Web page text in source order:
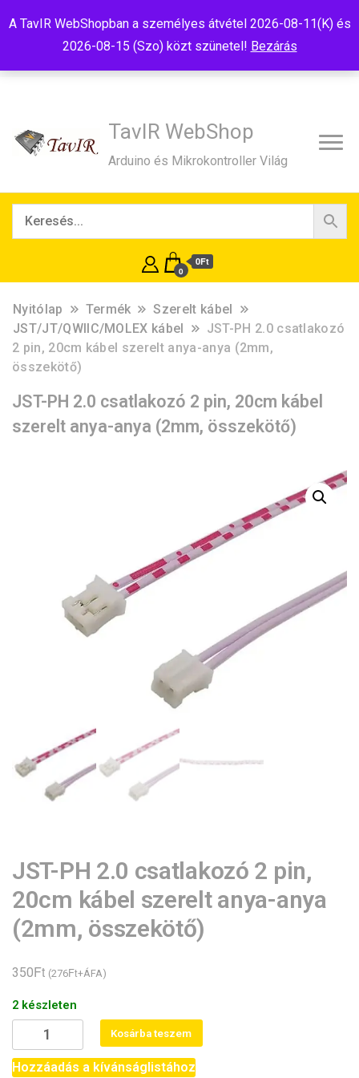
A TavIR WebShopban a személyes átvétel 2026-08-11(K) és
2026-08-15 (Szo) közt szünetel! Bezárás
TavIR WebShop
Arduino és Mikrokontroller Világ
0
0Ft
Nyitólap Termék
Szerelt kábel
JST/JT/QWIIC/MOLEX kábel
JST-PH 2.0 csatlakozó
2 pin, 20cm kábel szerelt anya-anya (2mm,
összekötő)
JST-PH 2.0 csatlakozó 2 pin, 20cm kábel
szerelt anya-anya (2mm, összekötő)
JST-PH 2.0 csatlakozó 2 pin,
20cm kábel szerelt anya-anya
(2mm, összekötő)
350Ft (276Ft+ÁFA)
2 készleten
PH
2.0
Kosárba teszem
Hozzáadás a kívánságlistához